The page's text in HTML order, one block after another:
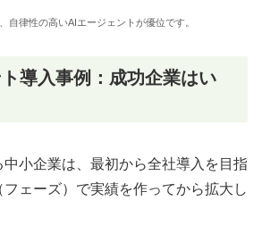
自律性の高いAIエージェントが優位です。
導入事例：成功企業はい
小企業は、最初から全社導入を目指
ェーズ）で実績を作ってから拡大し